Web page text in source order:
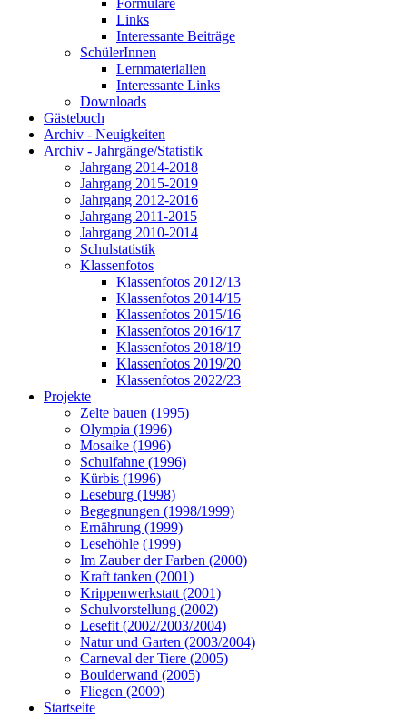
Formulare
Links
Interessante Beiträge
SchülerInnen
Lernmaterialien
Interessante Links
Downloads
Gästebuch
Archiv - Neuigkeiten
Archiv - Jahrgänge/Statistik
Jahrgang 2014-2018
Jahrgang 2015-2019
Jahrgang 2012-2016
Jahrgang 2011-2015
Jahrgang 2010-2014
Schulstatistik
Klassenfotos
Klassenfotos 2012/13
Klassenfotos 2014/15
Klassenfotos 2015/16
Klassenfotos 2016/17
Klassenfotos 2018/19
Klassenfotos 2019/20
Klassenfotos 2022/23
Projekte
Zelte bauen (1995)
Olympia (1996)
Mosaike (1996)
Schulfahne (1996)
Kürbis (1996)
Leseburg (1998)
Begegnungen (1998/1999)
Ernährung (1999)
Lesehöhle (1999)
Im Zauber der Farben (2000)
Kraft tanken (2001)
Krippenwerkstatt (2001)
Schulvorstellung (2002)
Lesefit (2002/2003/2004)
Natur und Garten (2003/2004)
Carneval der Tiere (2005)
Boulderwand (2005)
Fliegen (2009)
Startseite